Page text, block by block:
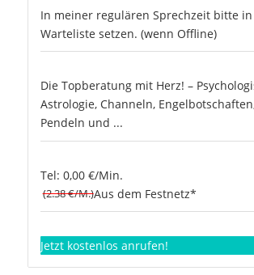
In meiner regulären Sprechzeit bitte
Warteliste setzen. (wenn Offline)
Die Topberatung mit Herz! –
Astrologie, Channeln,
Pendeln und ...
Tel: 0,00 €/Min.
(2.38 €/M.)Aus dem Festnetz*
Jetzt kostenlos anrufen!